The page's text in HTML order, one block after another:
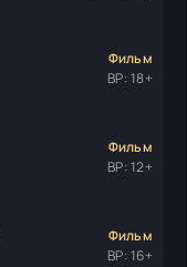
Фильм
ВР: 18+
Фильм
ВР: 12+
Фильм
ВР: 16+